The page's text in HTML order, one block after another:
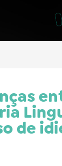
de